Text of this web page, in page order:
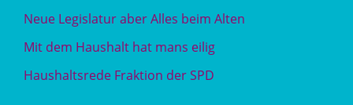
Neue Legislatur aber Alles beim Alten
Mit dem Haushalt hat mans eilig
Haushaltsrede Fraktion der SPD